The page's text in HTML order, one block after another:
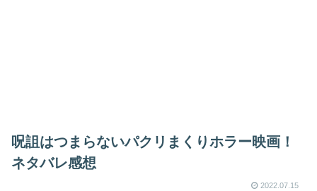
呪詛はつまらないパクリまくりホラー映画！
ネタバレ感想
2022.07.15